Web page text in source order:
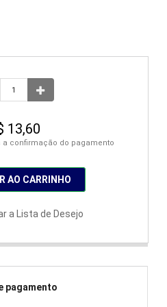
13,60
a confirmação do pagamento
AO CARRINHO
a Lista de Desejo
pagamento